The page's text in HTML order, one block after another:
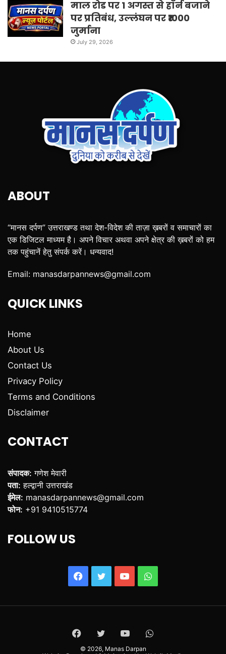
माल रोड पर 1 अगस्त से हॉर्न बजाने
पर प्रतिबंध, उल्लंघन पर ₹1000
जुर्माना
July 29, 2026
ABOUT
“मानस दर्पण” उत्तराखण्ड तथा देश-विदेश की ताज़ा ख़बरों व समाचारों का
एक डिजिटल माध्यम है। अपने विचार अथवा अपने क्षेत्र की ख़बरों को हम
तक पहुंचानें हेतु संपर्क करें। धन्यवाद!
Email: manasdarpannews@gmail.com
QUICK LINKS
Home
About Us
Contact Us
Privacy Policy
Terms and Conditions
Disclaimer
CONTACT
संपादक: गणेश मेवारी
पता: हल्द्वानी उत्तराखंड
ईमेल: manasdarpannews@gmail.com
फोन: +91 9410515774
FOLLOW US
Facebook
TwitterYouTubeWhatsApp
Facebook
TwitterYouTubeWhatsApp
© 2026, Manas Darpan